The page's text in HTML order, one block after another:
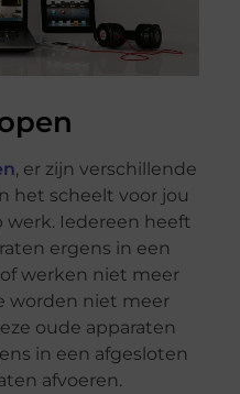
, er zijn verschillende
het scheelt voor jou
werk. Iedereen heeft
ergens in een
werken niet meer
worden niet meer
oude apparaten
in een afgesloten
afvoeren.